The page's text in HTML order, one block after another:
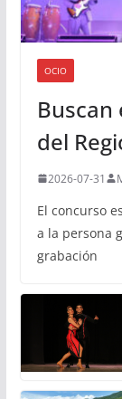
OCIO
Buscan
del
2026-07-31
El concurso
a la persona
grabación